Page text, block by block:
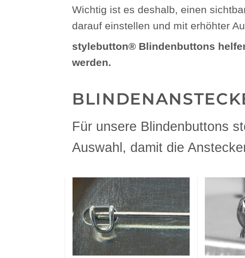
Wichtig ist es deshalb, einen
darauf einstellen und mit erhöhter
stylebutton® Blindenbuttons
werden.
Für unsere Blindenbuttons
Auswahl, damit die